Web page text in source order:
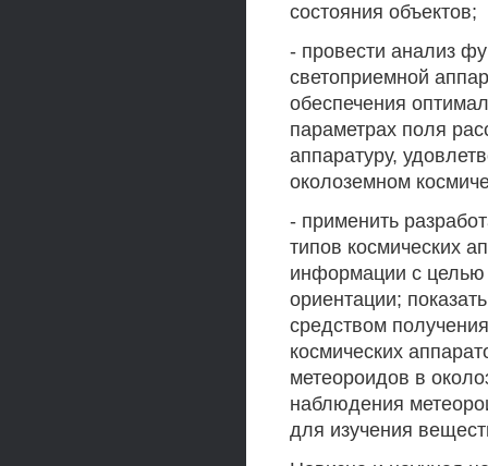
состояния объектов;
- провести анализ
светоприемной
обеспечения
параметрах поля
аппаратуру,
околоземном
- применить
типов космических
информации с целью
ориентации;
средством
космических
метеороидов в
наблюдения
для изучения